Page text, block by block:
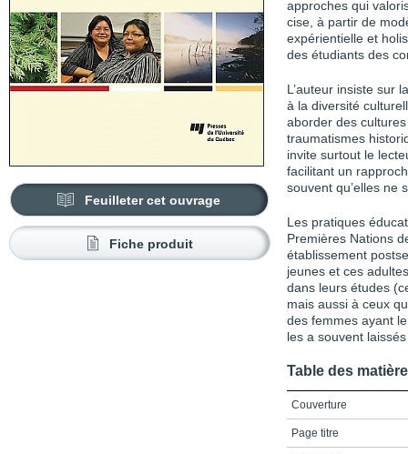
Feuilleter cet ouvrage
Fiche produit
approches qui
cise, à partir de
expérientielle et
des étudiants des
L’auteur insiste sur
à la diversité
aborder des
traumatismes
invite surtout le
facilitant un
souvent qu’elles ne
Les pratiques
Premières Nations
établissement
jeunes et ces
dans leurs études
mais aussi à ceux
des femmes ayant
les a souvent
Table des
Couverture
Page titre